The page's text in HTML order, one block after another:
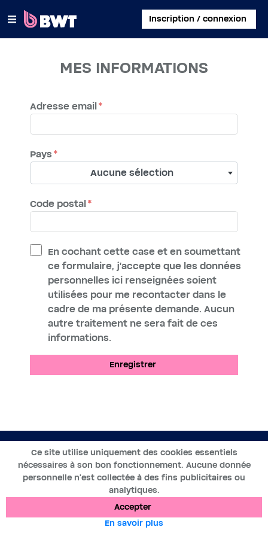
Inscription / connexion
×
SE CONNECTER
ENREGISTRER UN KIT SANS COMPTE
MES INFORMATIONS
Adresse email
Pays
Aucune sélection
Code postal
En cochant cette case et en soumettant
ce formulaire, j'accepte que les données
personnelles ici renseignées soient
utilisées pour me recontacter dans le
cadre de ma présente demande. Aucun
autre traitement ne sera fait de ces
informations.
Enregistrer
FR
2019-2025 ©BWT by Wess Soft - Tous droits réservés
Protection des donnéesCookiesMentions légales
Accepter
Ce site utilise uniquement des cookies essentiels
nécessaires à son bon fonctionnement. Aucune donnée
personnelle n’est collectée à des fins publicitaires ou
analytiques.
En savoir plus